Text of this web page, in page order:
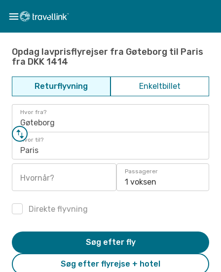
Opdag lavprisflyrejser fra Gøteborg til Paris
fra DKK 1414
Returflyvning Enkeltbillet
Hvor fra?
Gøteborg
Hvor til?
Paris
Hvornår?
Passagerer
1 voksen
Direkte flyvning
Søg efter flyrejse + hotel
Søg efter fly